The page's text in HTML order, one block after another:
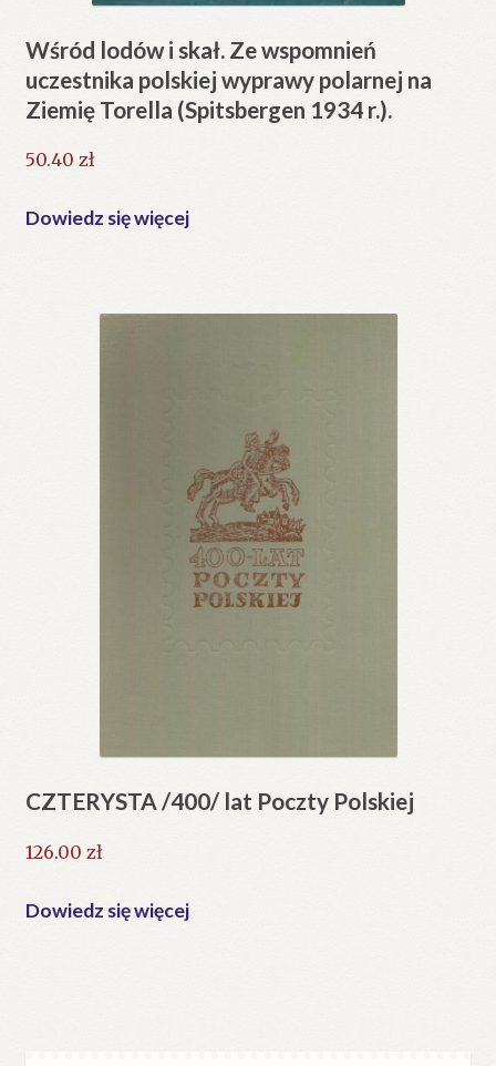
Wśród lodów i skał. Ze wspomnień
uczestnika polskiej wyprawy polarnej na
Ziemię Torella (Spitsbergen 1934 r.).
50.40 zł
Dowiedz się więcej
CZTERYSTA /400/ lat Poczty Polskiej
126.00 zł
Dowiedz się więcej